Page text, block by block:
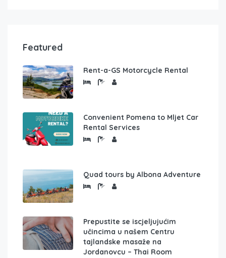
Featured
Rent-a-GS Motorcycle Rental
Convenient Pomena to Mljet Car
Rental Services
Quad tours by Albona Adventure
Prepustite se iscjeljujućim
učincima u našem Centru
tajlandske masaže na
Jordanovcu – Thai Room